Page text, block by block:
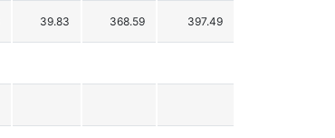
39.83 368.59 397.49